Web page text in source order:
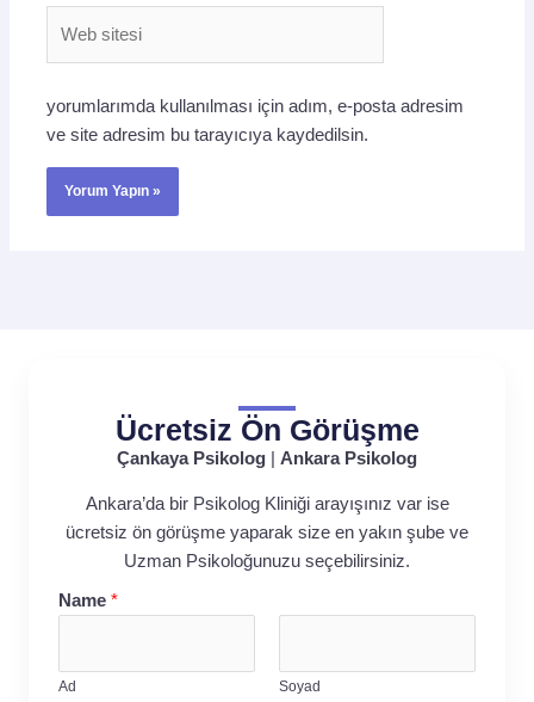
yorumlarımda kullanılması için adım, e-posta adresim
ve site adresim bu tarayıcıya kaydedilsin.
Ücretsiz Ön Görüşme
Çankaya Psikolog Ankara Psikolog
Ankara’da bir Psikolog Kliniği arayışınız var ise
ücretsiz ön görüşme yaparak size en yakın şube ve
Uzman Psikoloğunuzu seçebilirsiniz.
Name *
Ad Soyad